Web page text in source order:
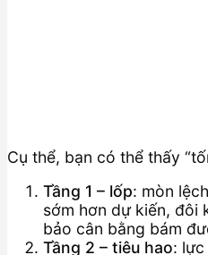
Cụ thể, bạn có thể thấy
Tầng 1 – lốp: mòn
sớm hơn dự kiến, đôi
bảo cân bằng bám
Tầng 2 – tiêu hao: lực